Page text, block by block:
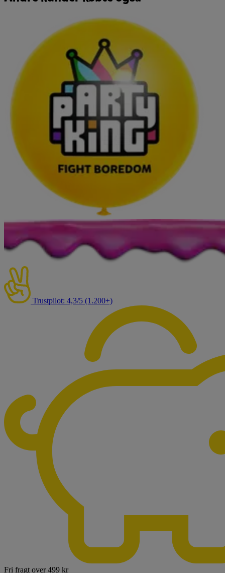
Trustpilot: 4,3/5 (1.200+)
Fri fragt over 499 kr